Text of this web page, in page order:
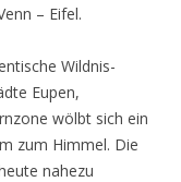
– Eifel.
Wildnis-
Eupen,
wölbt sich ein
zum Himmel. Die
nahezu